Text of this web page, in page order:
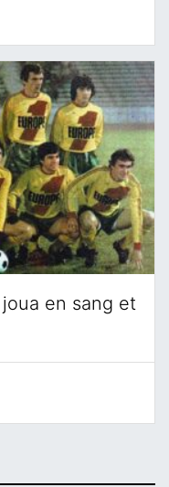
en sang et